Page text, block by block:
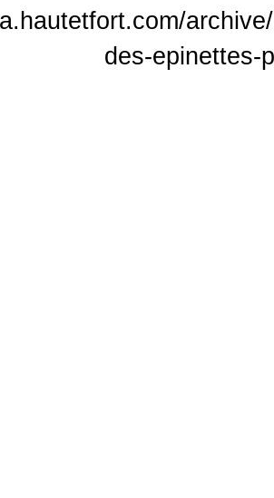
des-epinettes-